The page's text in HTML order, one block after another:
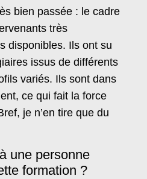
bien passée : le cadre
très
disponibles. Ils ont su
issus de différents
variés. Ils sont dans
ce qui fait la force
je n’en tire que du
une personne
formation ?